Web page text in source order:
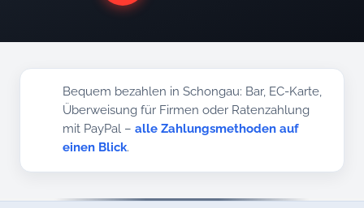
Bequem bezahlen in Schongau: Bar, EC-Karte,
Überweisung für Firmen oder Ratenzahlung
mit PayPal –alle Zahlungsmethoden auf
einen Blick.